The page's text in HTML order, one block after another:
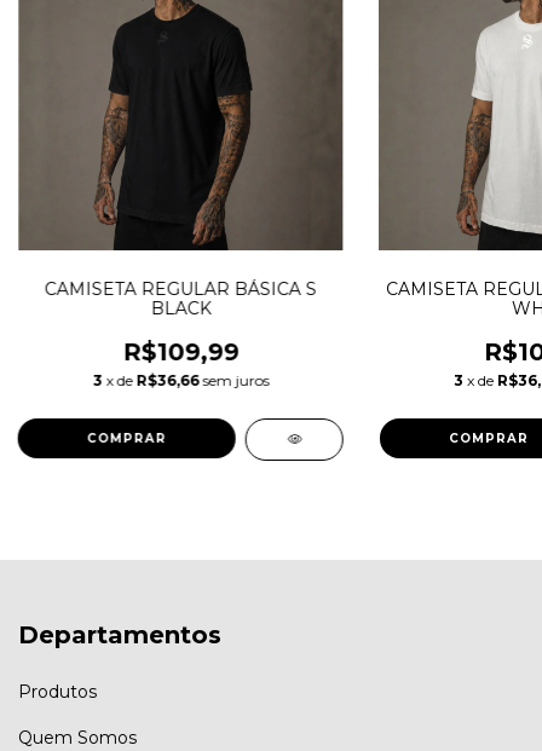
CAMISETA REGULAR BÁSICA S
BLACK
R$109,99
3 x de R$36,66 sem juros
COMPRAR
CAMISETA
3 x de
COMPRAR
Departamentos
Produtos
Quem Somos